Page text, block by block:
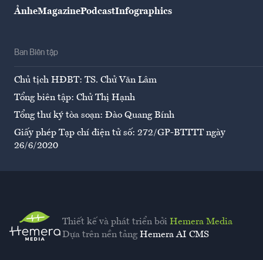
ẢnheMagazinePodcastInfographics
Ban Biên tập
Chủ tịch HĐBT: TS. Chử Văn Lâm
Tổng biên tập: Chử Thị Hạnh
Tổng thư ký tòa soạn: Đào Quang Bính
Giấy phép Tạp chí điện tử số: 272/GP-BTTTT ngày
26/6/2020
Thiết kế và phát triển bởi Hemera Media
Dựa trên nền tảng Hemera AI CMS